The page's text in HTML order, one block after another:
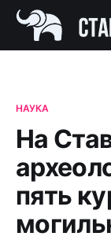
НАУКА
На
пять